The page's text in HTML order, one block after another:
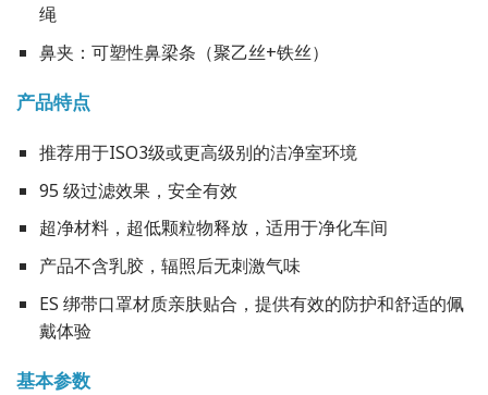
绳
鼻夹：可塑性鼻梁条（聚乙丝+铁丝）
产品特点
推荐用于ISO3级或更高级别的洁净室环境
95 级过滤效果，安全有效
超净材料，超低颗粒物释放，适用于净化车间
产品不含乳胶，辐照后无刺激气味
ES 绑带口罩材质亲肤贴合，提供有效的防护和舒适的佩
戴体验
基本参数